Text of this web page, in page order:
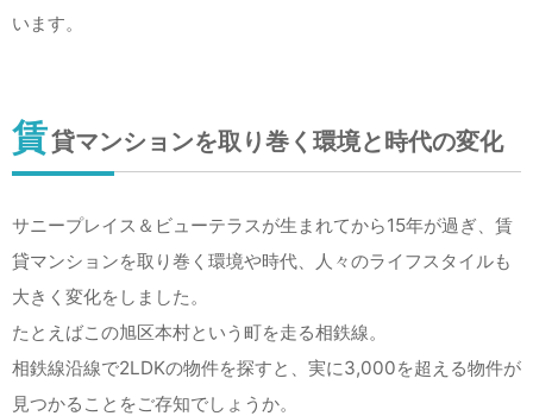
います。
賃貸マンションを取り巻く環境と時代の変化
サニープレイス＆ビューテラスが生まれてから15年が過ぎ、賃
貸マンションを取り巻く環境や時代、人々のライフスタイルも
大きく変化をしました。
たとえばこの旭区本村という町を走る相鉄線。
相鉄線沿線で2LDKの物件を探すと、実に3,000を超える物件が
見つかることをご存知でしょうか。